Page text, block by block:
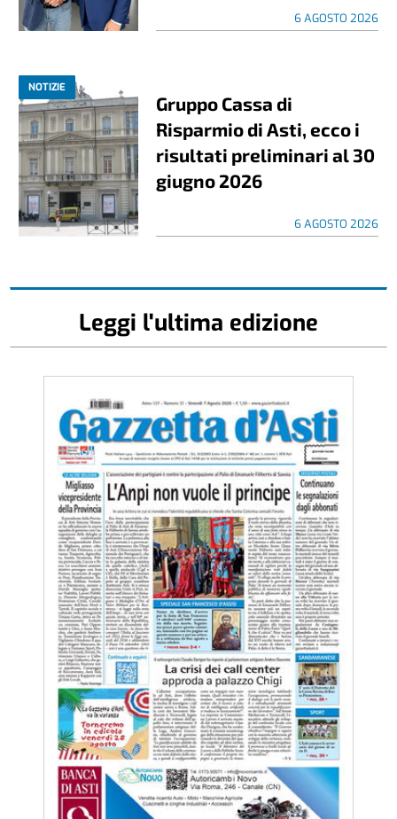
6 AGOSTO 2026
NOTIZIE
Gruppo Cassa di
Risparmio di Asti, ecco i
risultati preliminari al 30
giugno 2026
6 AGOSTO 2026
Leggi l'ultima edizione